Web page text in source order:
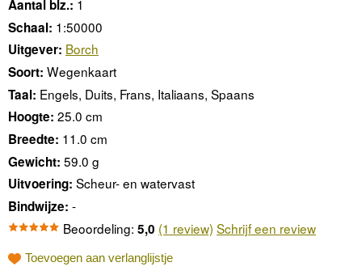
Aantal blz.: 1
Schaal: 1:50000
Uitgever: Borch
Soort: Wegenkaart
Taal: Engels, Duits, Frans, Italiaans, Spaans
Hoogte: 25.0 cm
Breedte: 11.0 cm
Gewicht: 59.0 g
Uitvoering: Scheur- en watervast
Bindwijze: -
Beoordeling: 5,0 (1 review) Schrijf een review
Toevoegen aan verlanglijstje